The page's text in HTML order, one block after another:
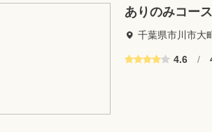
ありのみコース
千葉県市川市大
4.6 /